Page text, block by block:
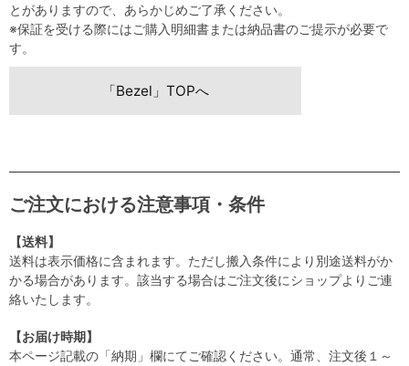
とがありますので、あらかじめご了承ください。
※保証を受ける際にはご購入明細書または納品書のご提示が必要で
す。
「Bezel」TOPへ
ご注文における注意事項・条件
【送料】
送料は表示価格に含まれます。ただし搬入条件により別途送料がか
かる場合があります。該当する場合はご注文後にショップよりご連
絡いたします。
【お届け時期】
本ページ記載の「納期」欄にてご確認ください。通常、注文後１～